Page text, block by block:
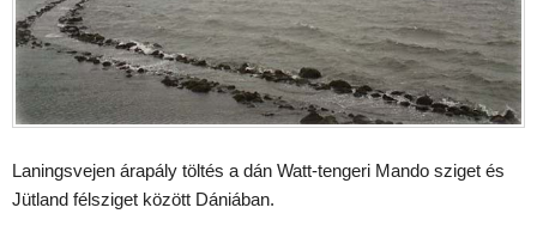
Laningsvejen árapály töltés a dán Watt-tengeri Mando sziget és
Jütland félsziget között Dániában.